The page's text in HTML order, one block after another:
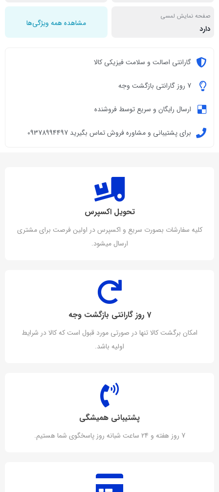
صفحه نمایش لمسی
دارد
مشاهده همه ویژگی‌ها
گارانتی اصالت و سلامت فیزیکی کالا
7 روز گارانتی بازگشت وجه
ارسال رایگان و سریع توسط فروشنده
برای پشتیبانی و مشاوره فروش تماس بگیرید 09378994497
تحویل اکسپرس
کلیه سفارشات بصورت سریع و اکسپرس در اولین فرصت برای مشتری
ارسال میشود.
7 روز گارانتی بازگشت وجه
امکان برگشت کالا تنها در صورتی مورد قبول است که کالا در شرایط
اولیه باشد.
پشتیبانی همیشگی
7 روز هفته و 24 ساعت شبانه روز پاسخگوی شما هستیم.